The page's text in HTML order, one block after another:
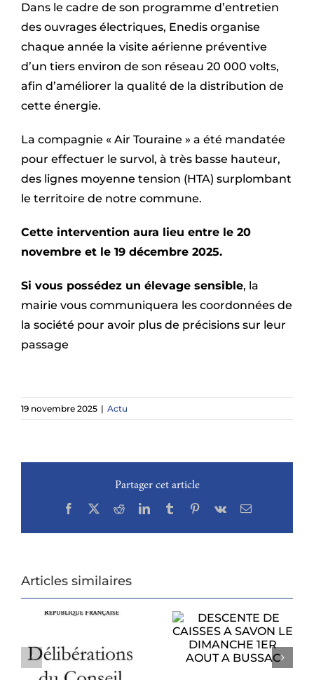
Dans le cadre de son programme d’entretien
des ouvrages électriques, Enedis organise
chaque année la visite aérienne préventive
d’un tiers environ de son réseau 20 000 volts,
afin d’améliorer la qualité de la distribution de
cette énergie.
La compagnie « Air Touraine » a été mandatée
pour effectuer le survol, à très basse hauteur,
des lignes moyenne tension (HTA) surplombant
le territoire de notre commune.
Cette intervention aura lieu entre le 20
novembre et le 19 décembre 2025.
Si vous possédez un élevage sensible, la
mairie vous communiquera les coordonnées de
la société pour avoir plus de précisions sur leur
passage
19 novembre 2025 | Actu
Partager cet article
Facebook
X RedditLinkedInTumblrPinterest
Vk Email
Articles similaires
DESCENTE DE
LE DIMANCHE
1ER AOUT A
PROCHAIN
CONSEIL